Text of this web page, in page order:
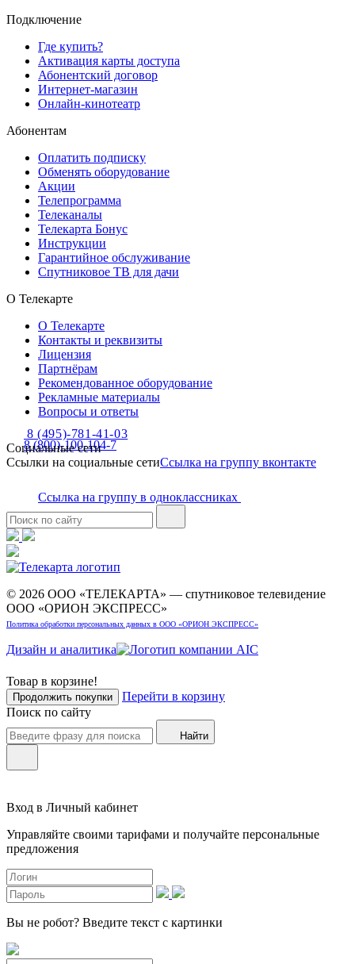
Подключение
Где купить?
Активация карты доступа
Абонентский договор
Интернет-магазин
Онлайн-кинотеатр
Абонентам
Оплатить подписку
Обменять оборудование
Акции
Телепрограмма
Телеканалы
Телекарта Бонус
Инструкции
Гарантийное обслуживание
Спутниковое ТВ для дачи
О Телекарте
О Телекарте
Контакты и реквизиты
Лицензия
Партнёрам
Рекомендованное оборудование
Рекламные материалы
Вопросы и ответы
8 (800)-100-104-7
8 (495)-781-41-03
Социальные сети
Ссылки на социальные сетиСсылка на группу вконтакте
Ссылка на группу в одноклассниках
© 2026 ООО «ТЕЛЕКАРТА» — спутниковое телевидение
ООО «ОРИОН ЭКСПРЕСС»
Политика обработки персональных данных в ООО «ОРИОН ЭКСПРЕСС»
Дизайн и аналитика
Товар в корзине!
Продолжить покупки
Перейти в корзину
Поиск по сайту
Найти
Вход в Личный кабинет
Управляйте своими тарифами и получайте персональные
предложения
Вы не робот? Введите текст с картинки